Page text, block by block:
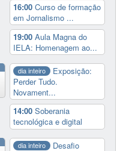
16:00Curso de formação
em Jornalismo ...
19:00Aula Magna do
IELA: Homenagem ao...
dia inteiro
Exposição:
Perder Tudo.
Novament...
14:00Soberania
tecnológica e digital
dia inteiro
Desafio